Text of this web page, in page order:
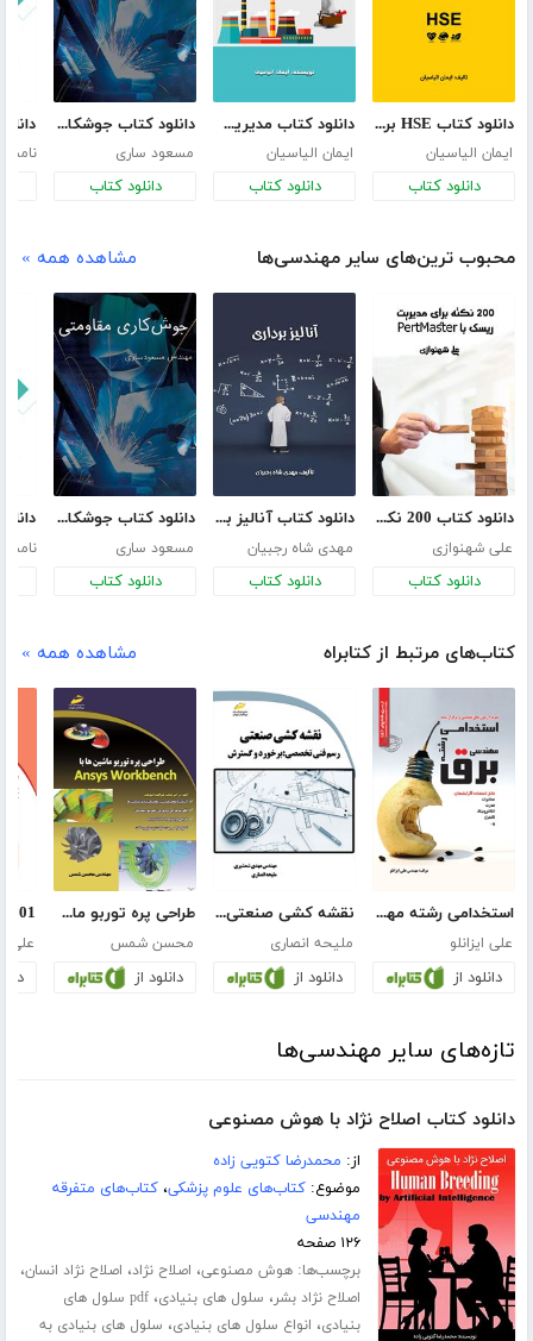
دانلود کتاب HSE براساس OSHA
ایمان الیاسیان
دانلود کتاب
دانلود کتاب مدیریت تعمیر و نگهداری
ایمان الیاسیان
دانلود کتاب
دانلود کتاب جوشکاری مقاومتی
مسعود ساری
دانلود کتاب
محبوب ترین‌های سایر مهندسی‌ها مشاهده همه »
دانلود کتاب 200 نکته برای مدیریت ریسک با PertMaster
علی شهنوازی
دانلود کتاب
دانلود کتاب آنالیز برداری
مهدی شاه رجبیان
دانلود کتاب
دانلود کتاب جوشکاری مقاومتی
مسعود ساری
دانلود کتاب
کتاب‌های مرتبط از کتابراه مشاهده همه »
استخدامی رشته مهندسی برق
علی ایزانلو
دانلود از
نقشه کشی صنعتی، رسم فنی تخصصی
ملیحه انصاری
دانلود از
طراحی پره توربو ماشین‌ها با Ansys Workbench
محسن شمس
دانلود از
تازه‌های سایر مهندسی‌ها
دانلود کتاب اصلاح نژاد با هوش مصنوعی
از: محمدرضا کتویی زاده
موضوع:کتاب‌های علوم پزشکی،کتاب‌های متفرقه
مهندسی
۱۲۶ صفحه
برچسب‌ها:هوش مصنوعی، اصلاح نژاد، اصلاح نژاد انسان،
اصلاح نژاد بشر، سلول های بنیادی،
pdf سلول های
بنیادی، انواع سلول های بنیادی، سلول های بنیادی به